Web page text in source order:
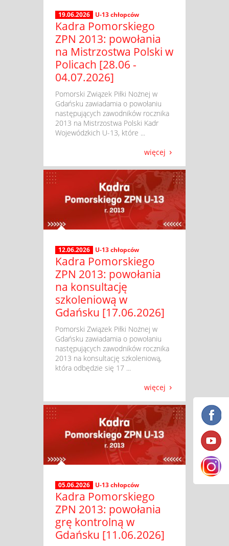
19.06.2026 U-13 chłopców
Kadra Pomorskiego
ZPN 2013: powołania
na Mistrzostwa Polski w
Policach [28.06 -
04.07.2026]
​ Pomorski Związek Piłki Nożnej w
Gdańsku zawiadamia o powołaniu
następujących zawodników rocznika
2013 na Mistrzostwa Polski Kadr
Wojewódzkich U-13, które ...
więcej
12.06.2026 U-13 chłopców
Kadra Pomorskiego
ZPN 2013: powołania
na konsultację
szkoleniową w
Gdańsku [17.06.2026]
​ Pomorski Związek Piłki Nożnej w
Gdańsku zawiadamia o powołaniu
następujących zawodników rocznika
2013 na konsultację szkoleniową,
która odbędzie się 17 ...
więcej
05.06.2026 U-13 chłopców
Kadra Pomorskiego
ZPN 2013: powołania
grę kontrolną w
Gdańsku [11.06.2026]